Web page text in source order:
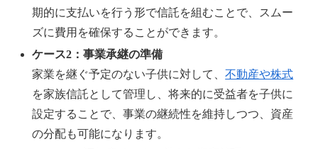
期的に支払いを行う形で信託を組むことで、スムー
ズに費用を確保することができます。
ケース2：事業承継の準備
家業を継ぐ予定のない子供に対して、不動産や株式
を家族信託として管理し、将来的に受益者を子供に
設定することで、事業の継続性を維持しつつ、資産
の分配も可能になります。